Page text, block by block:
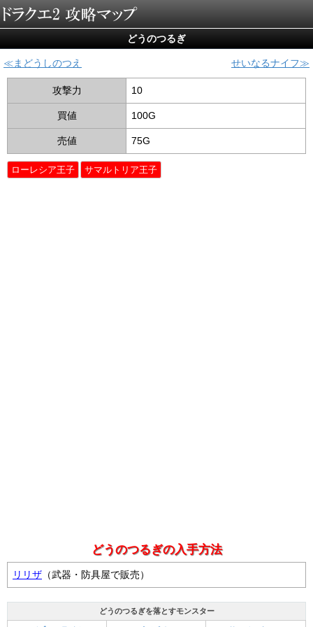
どうのつるぎ
まどうしのつえ せいなるナイフ
攻撃力 10
買値 100G
売値 75G
ローレシア王子 サマルトリア王子
どうのつるぎの入手方法
リリザ （武器・防具屋で販売）
どうのつるぎを落とすモンスター